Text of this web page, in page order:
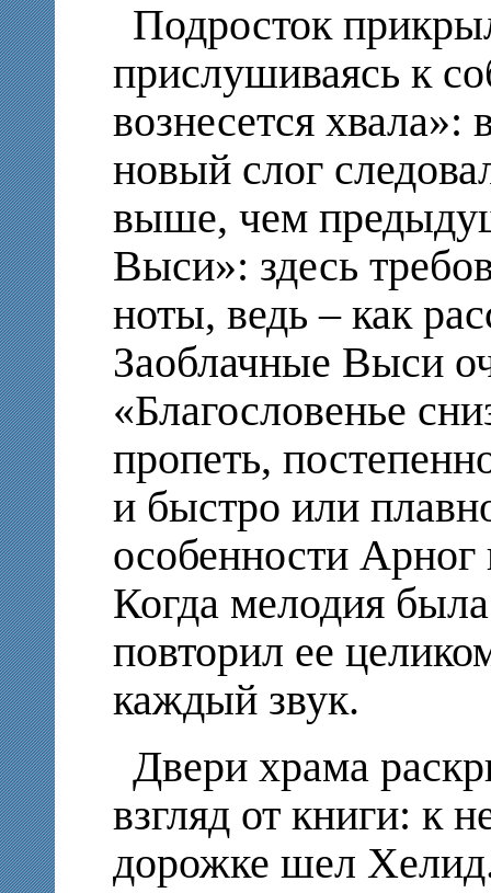
Подросток
прислушиваясь к
вознесется хвала»:
новый слог
выше, чем
Выси»: здесь
ноты, ведь – как
Заоблачные Выси
«Благословенье
пропеть,
и быстро или
особенности Арног
Когда мелодия была
повторил ее
каждый звук.
Двери храма
взгляд от книги: к
дорожке шел